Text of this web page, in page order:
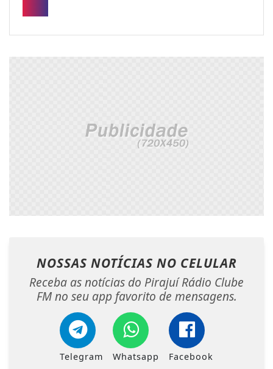
NOSSAS NOTÍCIAS NO CELULAR
Receba as notícias do Pirajuí Rádio Clube
FM no seu app favorito de mensagens.
Telegram Whatsapp Facebook